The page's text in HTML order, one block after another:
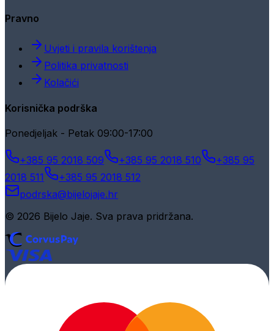
Pravno
Uvjeti i pravila korištenja
Politika privatnosti
Kolačići
Korisnička podrška
Ponedjeljak - Petak 09:00-17:00
+385 95 2018 509 +385 95 2018 510
+385 95
2018 511
+385 95 2018 512
podrska@bijelojaje.hr
© 2026 Bijelo Jaje. Sva prava pridržana.